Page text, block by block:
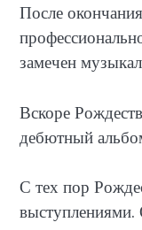
После
замечен
Вскоре
дебютный
С тех пор
выступлениями.